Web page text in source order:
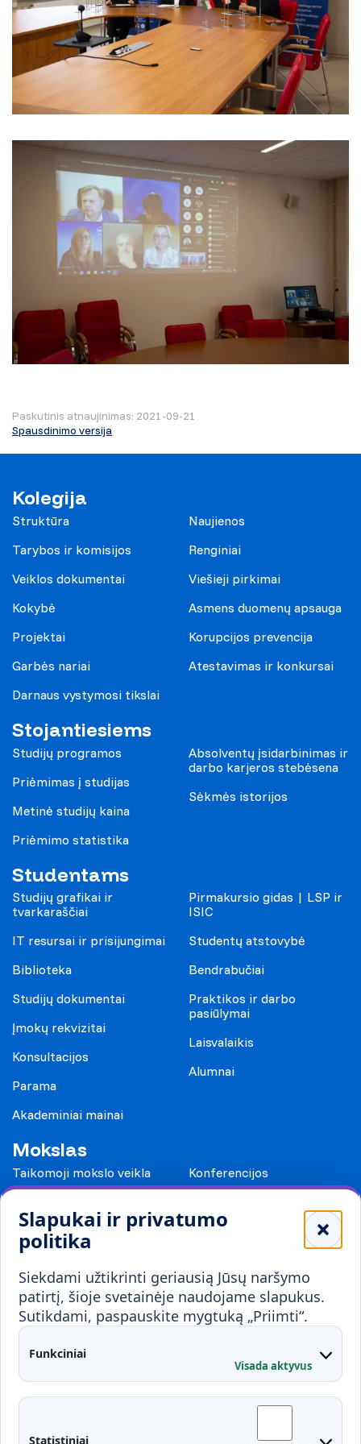
Slapukai ir privatumo
politika
Siekdami užtikrinti geriausią Jūsų naršymo
patirtį, šioje svetainėje naudojame slapukus.
Sutikdami, paspauskite mygtuką „Priimti“.
Funkciniai
Visada aktyvus
Statistiniai
Paskutinis atnaujinimas: 2021-09-21
Spausdinimo versija
Kolegija
Struktūra
Tarybos ir komisijos
Veiklos dokumentai
Kokybė
Projektai
Garbės nariai
Darnaus vystymosi tikslai
Naujienos
Renginiai
Viešieji pirkimai
Asmens duomenų apsauga
Korupcijos prevencija
Atestavimas ir konkursai
Stojantiesiems
Studijų programos
Priėmimas į studijas
Metinė studijų kaina
Priėmimo statistika
Absolventų įsidarbinimas ir
darbo karjeros stebėsena
Sėkmės istorijos
Studentams
Studijų grafikai ir
tvarkaraščiai
IT resursai ir prisijungimai
Biblioteka
Studijų dokumentai
Įmokų rekvizitai
Konsultacijos
Parama
Akademiniai mainai
Pirmakursio gidas | LSP ir
ISIC
Studentų atstovybė
Bendrabučiai
Praktikos ir darbo
pasiūlymai
Laisvalaikis
Alumnai
Mokslas
Taikomoji mokslo veikla
Konferencijos
Mokykloms
Visuomenei ir verslui
Mokymai ir konsultavimas
Partnerystės
Karjera
Kontaktai
Administracija
Fakultetai
Studentų atstovybė